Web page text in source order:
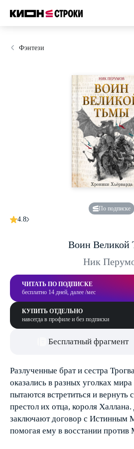
Фэнтези
По подписке
4.8
Воин Великой
Ник
ЧИТАТЬ ПО ПОДПИСКЕ
бесплатно 14 дней, далее /мес
КУПИТЬ ОТДЕЛЬНО
навсегда в профиле и без подписки
Бесплатный фрагмент
Разлученные брат и сестра
оказались в разных уголках
пытаются встретиться и вернуть
престол их отца, короля
заключают договор с Истинным
помогая ему в восстании